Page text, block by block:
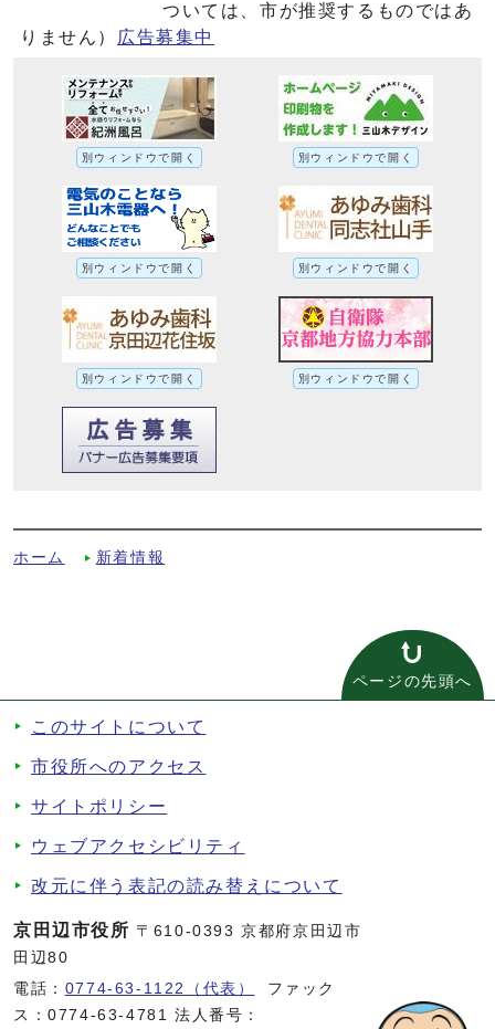
ついては、市が推奨するものではあ
りません）
広告募集中
別ウィンドウで開く 別ウィンドウで開く
別ウィンドウで開く 別ウィンドウで開く
別ウィンドウで開く 別ウィンドウで開く
ホーム 新着情報
ページの先頭へ
このサイトについて
市役所へのアクセス
サイトポリシー
ウェブアクセシビリティ
改元に伴う表記の読み替えについて
京田辺市役所 〒610-0393 京都府京田辺市
田辺80
電話： 0774-63-1122（代表）
ファック
ス：0774-63-4781 法人番号：